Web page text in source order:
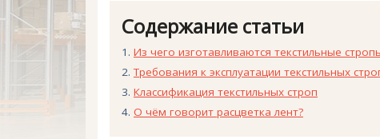
Содержание статьи
Из чего изготавливаются текстильные
Требования к эксплуатации текстильных
Классификация текстильных строп
О чём говорит расцветка лент?